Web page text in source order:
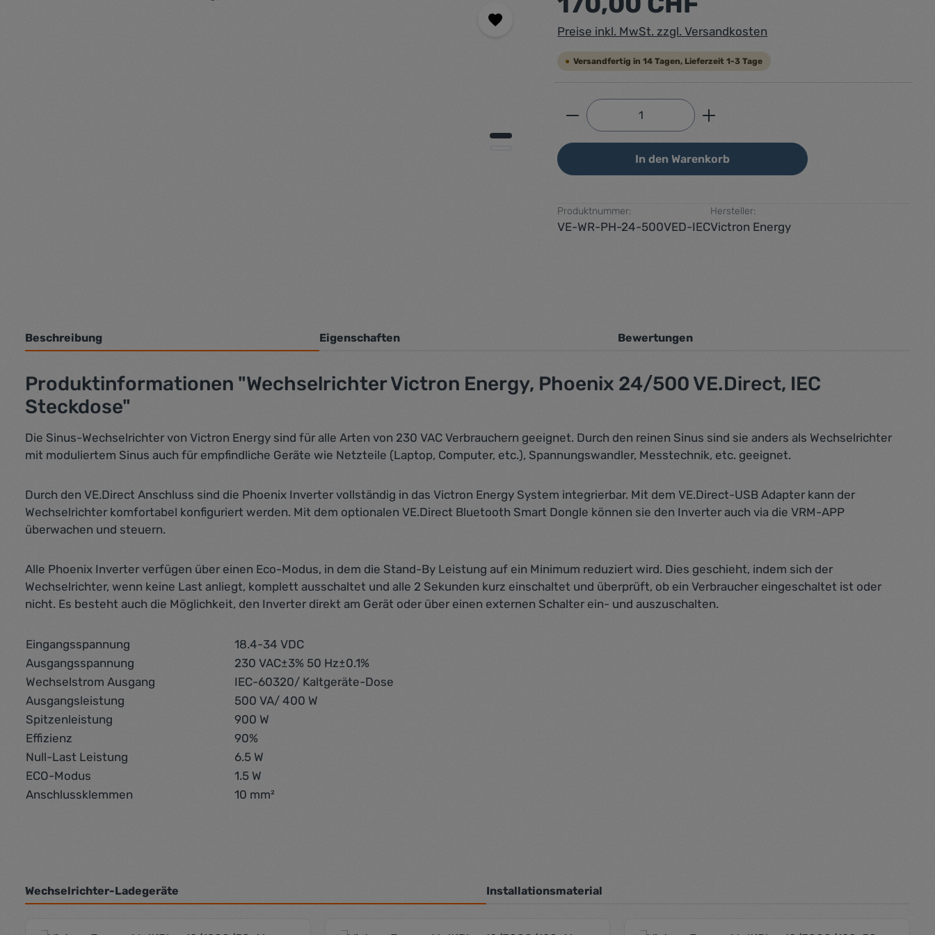
Preise inkl. MwSt. zzgl. Versandkosten
Versandfertig in 14 Tagen, Lieferzeit 1-3 Tage
Produkt Anzahl: Gib den gewünschten Wert
In den Warenkorb
Produktnummer:
VE-WR-PH-24-500VED-IEC
Hersteller:
Victron Energy
Beschreibung Eigenschaften Bewertungen
Produktinformationen "Wechselrichter Victron Energy, Phoenix 24/500 VE.Direct, IEC
Steckdose"
Die Sinus-Wechselrichter von Victron Energy sind für alle Arten von 230 VAC Verbrauchern geeignet. Durch den reinen Sinus sind sie anders als Wechselrichter
mit moduliertem Sinus auch für empfindliche Geräte wie Netzteile (Laptop, Computer, etc.), Spannungswandler, Messtechnik, etc. geeignet.
Durch den VE.Direct Anschluss sind die Phoenix Inverter vollständig in das Victron Energy System integrierbar. Mit dem VE.Direct-USB Adapter kann der
Wechselrichter komfortabel konfiguriert werden. Mit dem optionalen VE.Direct Bluetooth Smart Dongle können sie den Inverter auch via die VRM-APP
überwachen und steuern.
Alle Phoenix Inverter verfügen über einen Eco-Modus, in dem die Stand-By Leistung auf ein Minimum reduziert wird. Dies geschieht, indem sich der
Wechselrichter, wenn keine Last anliegt, komplett ausschaltet und alle 2 Sekunden kurz einschaltet und überprüft, ob ein Verbraucher eingeschaltet ist oder
nicht. Es besteht auch die Möglichkeit, den Inverter direkt am Gerät oder über einen externen Schalter ein- und auszuschalten.
Eingangsspannung
18.4-34 VDC
Ausgangsspannung
230 VAC±3% 50 Hz±0.1%
Wechselstrom Ausgang
IEC-60320/ Kaltgeräte-Dose
Ausgangsleistung
500 VA/ 400 W
Spitzenleistung
900 W
Effizienz
90%
Null-Last Leistung
6.5 W
ECO-Modus
1.5 W
Anschlussklemmen
10 mm²
Wechselrichter-Ladegeräte Installationsmaterial